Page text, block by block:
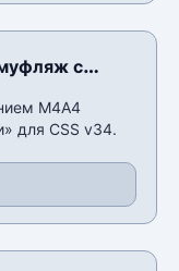
с
М4А4
для CSS v34.